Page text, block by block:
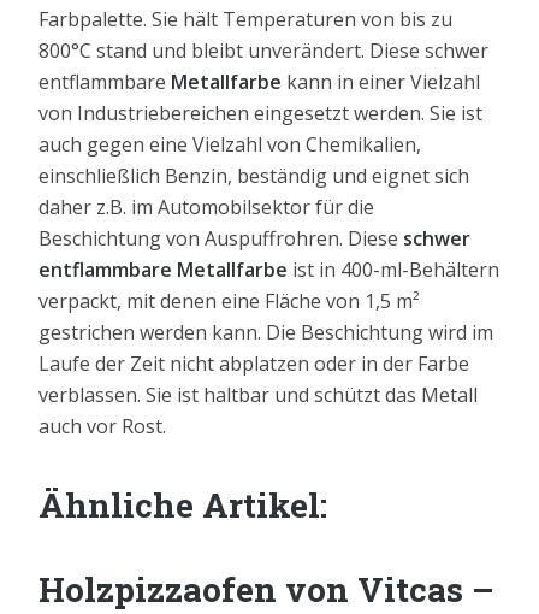
Farbpalette. Sie hält Temperaturen von bis zu
800°C stand und bleibt unverändert. Diese schwer
entflammbare Metallfarbe kann in einer Vielzahl
von Industriebereichen eingesetzt werden. Sie ist
auch gegen eine Vielzahl von Chemikalien,
einschließlich Benzin, beständig und eignet sich
daher z.B. im Automobilsektor für die
Beschichtung von Auspuffrohren. Diese schwer
entflammbare Metallfarbe ist in 400-ml-Behältern
verpackt, mit denen eine Fläche von 1,5 m²
gestrichen werden kann. Die Beschichtung wird im
Laufe der Zeit nicht abplatzen oder in der Farbe
verblassen. Sie ist haltbar und schützt das Metall
auch vor Rost.
Ähnliche Artikel:
Holzpizzaofen von Vitcas –